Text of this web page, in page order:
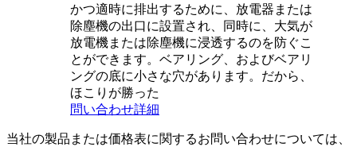
かつ適時に排出するために、放電器または
除塵機の出口に設置され、同時に、大気が
放電機または除塵機に浸透するのを防ぐこ
とができます。ベアリング、およびベアリ
ングの底に小さな穴があります。だから、
ほこりが勝った
問い合わせ詳細
当社の製品または価格表に関するお問い合わせについては、